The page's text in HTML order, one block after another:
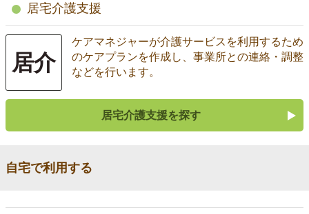
居宅介護支援
居介
ケアマネジャーが介護サービスを利用するため
のケアプランを作成し、事業所との連絡・調整
などを行います。
居宅介護支援を探す
自宅で利用する